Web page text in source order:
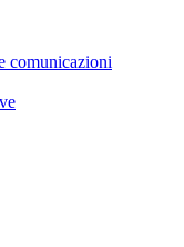
comunicazioni